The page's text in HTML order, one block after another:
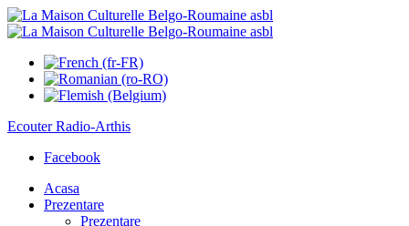
EcouterRadio-Arthis
Facebook
Acasa
Prezentare
Prezentare